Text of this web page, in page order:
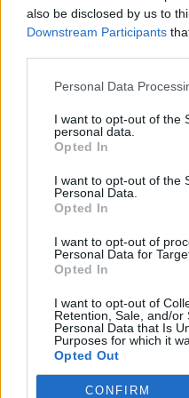
also be disclosed by us to
Downstream Participants
Personal Data
I want to opt-out of the
personal data.
Opted In
I want to opt-out of the
Personal Data.
Opted In
I want to opt-out of
Personal Data for
Opted In
I want to opt-out of
Retention, Sale, and/or
Personal Data that Is
Purposes for which it
Opted Out
CONFIRM
04/08/